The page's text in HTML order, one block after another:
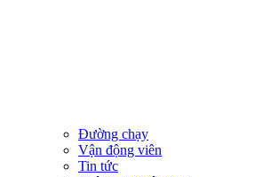
Đường chạy
Vận động viên
Tin tức